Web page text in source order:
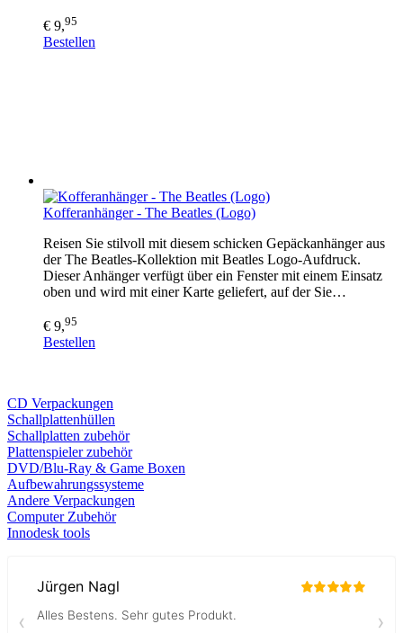
€ 9,95
Bestellen
Kofferanhänger - The Beatles (Logo)
Reisen Sie stilvoll mit diesem schicken Gepäckanhänger aus
der The Beatles-Kollektion mit Beatles Logo-Aufdruck.
Dieser Anhänger verfügt über ein Fenster mit einem Einsatz
oben und wird mit einer Karte geliefert, auf der Sie…
€ 9,95
Bestellen
CD Verpackungen
Schallplattenhüllen
Schallplatten zubehör
Plattenspieler zubehör
DVD/Blu-Ray & Game Boxen
Aufbewahrungssysteme
Andere Verpackungen
Computer Zubehör
Innodesk tools